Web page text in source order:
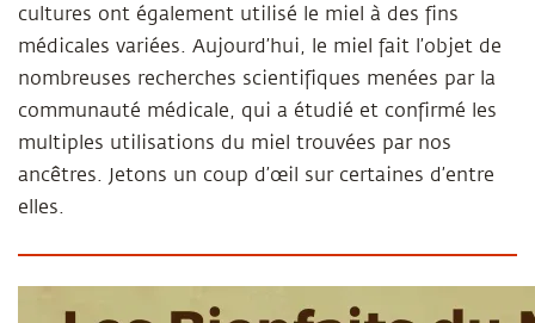
cultures ont également utilisé le miel à des fins
médicales variées. Aujourd’hui, le miel fait l’objet de
nombreuses recherches scientifiques menées par la
communauté médicale, qui a étudié et confirmé les
multiples utilisations du miel trouvées par nos
ancêtres. Jetons un coup d’œil sur certaines d’entre
elles.